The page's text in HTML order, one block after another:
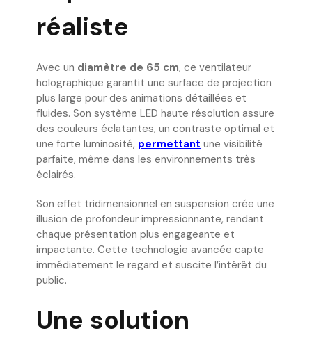
réaliste
Avec un diamètre de 65 cm, ce ventilateur
holographique garantit une surface de projection
plus large pour des animations détaillées et
fluides. Son système LED haute résolution assure
des couleurs éclatantes, un contraste optimal et
une forte luminosité, permettant une visibilité
parfaite, même dans les environnements très
éclairés.
Son effet tridimensionnel en suspension crée une
illusion de profondeur impressionnante, rendant
chaque présentation plus engageante et
impactante. Cette technologie avancée capte
immédiatement le regard et suscite l’intérêt du
public.
Une solution